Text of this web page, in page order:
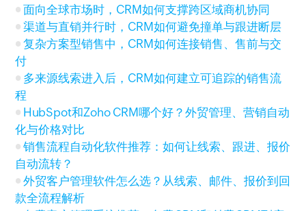
面向全球市场时，CRM如何支撑跨区域商机协同
渠道与直销并行时，CRM如何避免撞单与跟进断层
复杂方案型销售中，CRM如何连接销售、售前与交
付
多来源线索进入后，CRM如何建立可追踪的销售流
程
HubSpot和Zoho CRM哪个好？外贸管理、营销自动
化与价格对比
销售流程自动化软件推荐：如何让线索、跟进、报价
自动流转？
外贸客户管理软件怎么选？从线索、邮件、报价到回
款全流程解析